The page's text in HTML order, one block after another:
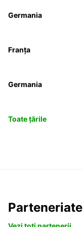
Germania
Franța
Germania
Toate țările
Parteneriate